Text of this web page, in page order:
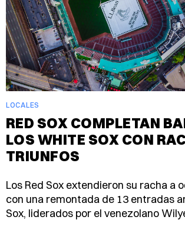
LOCALES
RED SOX COMPLETAN
LOS WHITE SOX CON
TRIUNFOS
Los Red Sox extendieron su racha a
con una remontada de 13 entradas
Sox, liderados por el venezolano